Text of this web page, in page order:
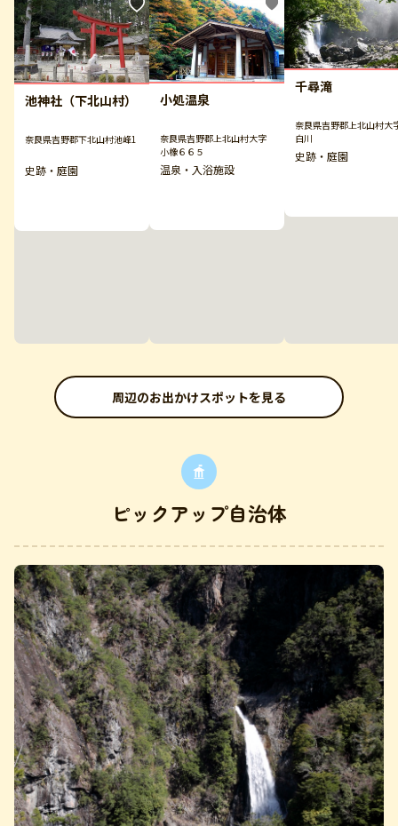
池神社（下北山村）
奈良県吉野郡下北山村池峰1
史跡・庭園
小処温泉
奈良県吉野郡上北山村大字
小橡６６５
温泉・入浴施設
千尋滝
奈良県吉野郡上北山村大
白川
史跡・庭園
周辺のお出かけスポットを見る
ピックアップ自治体